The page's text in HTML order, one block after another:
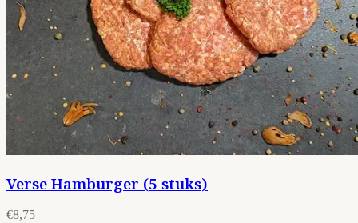
Verse Hamburger (5 stuks)
€8,75